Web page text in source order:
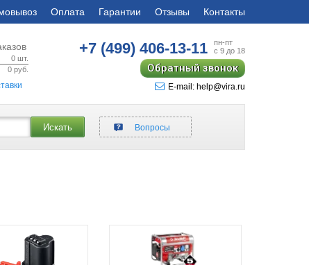
Оплата Гарантии Отзывы Контакты
0 шт.
0 руб.
+7 (499)406-13-11
пн-пт
с 9 до 18
Обратный звонок
E-mail: help@vira.ru
Искать Вопросы